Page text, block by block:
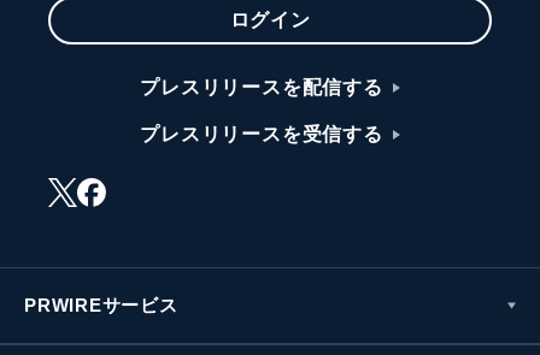
ログイン
プレスリリースを配信する
プレスリリースを受信する
PRWIREサービス